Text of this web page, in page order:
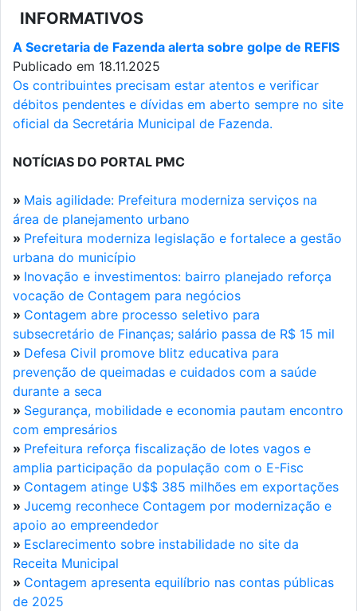
INFORMATIVOS
A Secretaria de Fazenda alerta sobre golpe de REFIS
Publicado em 18.11.2025
Os contribuintes precisam estar atentos e verificar
débitos pendentes e dívidas em aberto sempre no site
oficial da Secretária Municipal de Fazenda.
NOTÍCIAS DO PORTAL PMC
» Mais agilidade: Prefeitura moderniza serviços na
área de planejamento urbano
» Prefeitura moderniza legislação e fortalece a gestão
urbana do município
» Inovação e investimentos: bairro planejado reforça
vocação de Contagem para negócios
» Contagem abre processo seletivo para
subsecretário de Finanças; salário passa de R$ 15 mil
» Defesa Civil promove blitz educativa para
prevenção de queimadas e cuidados com a saúde
durante a seca
» Segurança, mobilidade e economia pautam encontro
com empresários
» Prefeitura reforça fiscalização de lotes vagos e
amplia participação da população com o E-Fisc
» Contagem atinge U$$ 385 milhões em exportações
» Jucemg reconhece Contagem por modernização e
apoio ao empreendedor
» Esclarecimento sobre instabilidade no site da
Receita Municipal
» Contagem apresenta equilíbrio nas contas públicas
de 2025